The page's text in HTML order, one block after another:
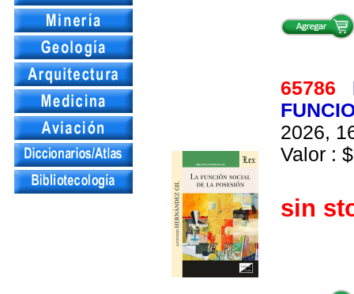
65786
2026,
Valor :
sin